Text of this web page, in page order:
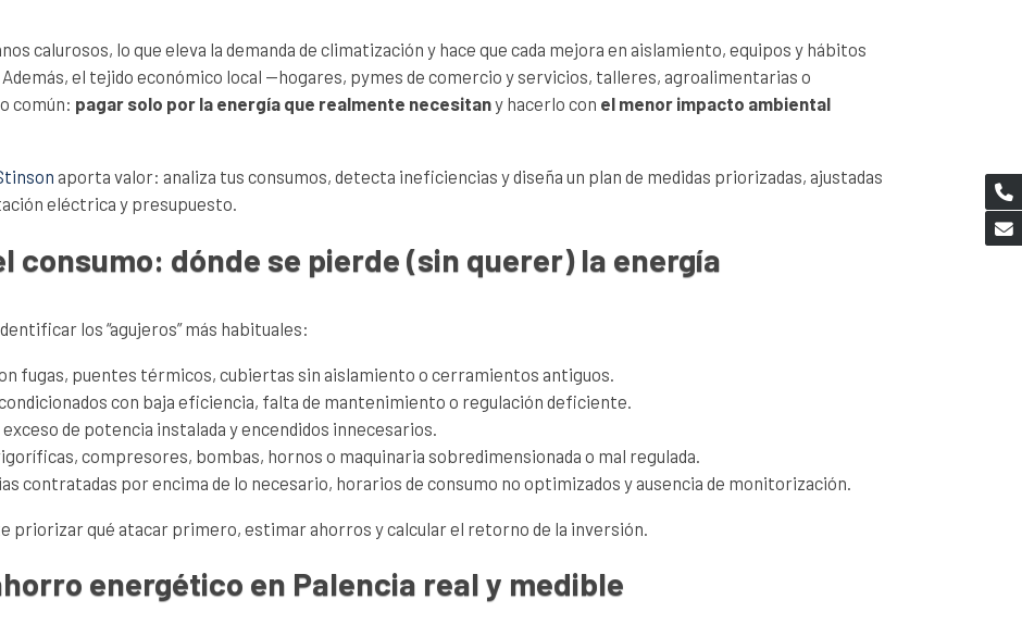
calurosos, lo que eleva la demanda de climatización y hace que cada mejora en aislamiento, equipos y hábitos
el tejido económico local —hogares, pymes de comercio y servicios, talleres, agroalimentarias o
común: pagar solo por la energía que realmente necesitany hacerlo con el menor impacto ambiental
aporta valor: analiza tus consumos, detecta ineficiencias y diseña un plan de medidas priorizadas, ajustadas
eléctrica y presupuesto.
consumo: dónde se pierde (sin querer) la energía
los “agujeros” más habituales:
fugas, puentes térmicos, cubiertas sin aislamiento o cerramientos antiguos.
con baja eficiencia, falta de mantenimiento o regulación deficiente.
de potencia instalada y encendidos innecesarios.
compresores, bombas, hornos o maquinaria sobredimensionada o mal regulada.
contratadas por encima de lo necesario, horarios de consumo no optimizados y ausencia de monitorización.
priorizar qué atacar primero, estimar ahorros y calcular el retorno de la inversión.
energético en Palencia real y medible